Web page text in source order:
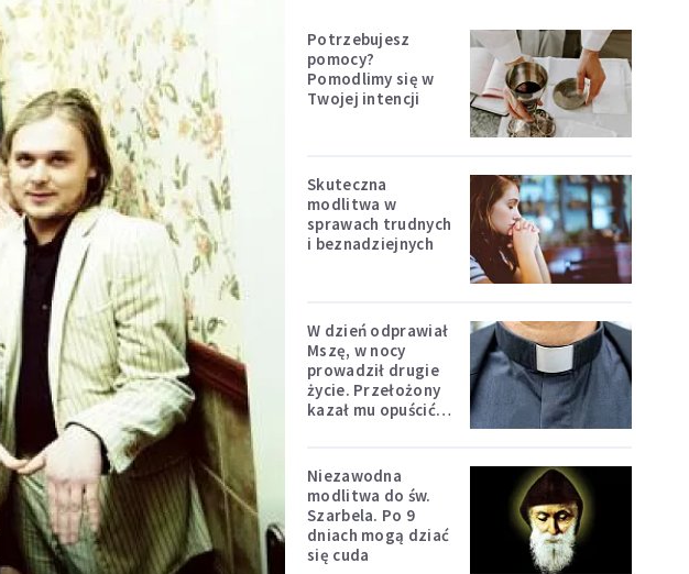
Potrzebujesz
pomocy?
Pomodlimy się w
Twojej intencji
Skuteczna
modlitwa w
sprawach trudnych
i beznadziejnych
W dzień odprawiał
Mszę, w nocy
prowadził drugie
życie. Przełożony
kazał mu opuścić
Niezawodna
modlitwa do św.
Szarbela. Po 9
dniach mogą dziać
się cuda